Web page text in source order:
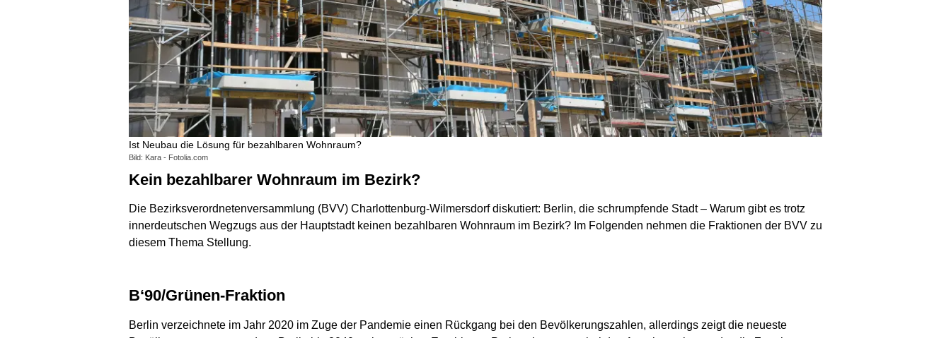
Ist Neubau die Lösung für bezahlbaren Wohnraum?
Bild: Kara - Fotolia.com
Kein bezahlbarer Wohnraum im Bezirk?
Die Bezirksverordnetenversammlung (BVV) Charlottenburg-Wilmersdorf diskutiert: Berlin, die schrumpfende Stadt – Warum gibt es trotz
innerdeutschen Wegzugs aus der Hauptstadt keinen bezahlbaren Wohnraum im Bezirk? Im Folgenden nehmen die Fraktionen der BVV zu
diesem Thema Stellung.
B‘90/Grünen-Fraktion
Berlin verzeichnete im Jahr 2020 im Zuge der Pandemie einen Rückgang bei den Bevölkerungszahlen, allerdings zeigt die neueste